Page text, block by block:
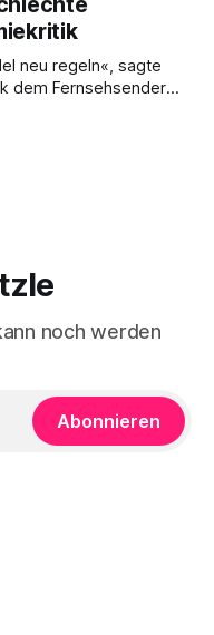
zweifeln lassen.
sich den Vorwurf
neu regeln«, sagte
dem Fernsehsender
für ebenso viel
noch werden
Abonnieren